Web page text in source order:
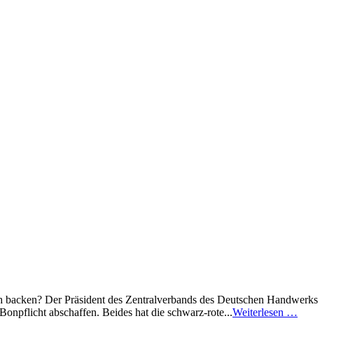
Der Präsident des Zentralverbands des Deutschen Handwerks
abschaffen. Beides hat die schwarz-rote...Weiterlesen …